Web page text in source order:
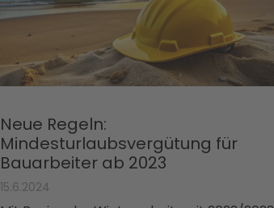
Neue Regeln:
Mindesturlaubsvergütung für
Bauarbeiter ab 2023
15.6.2024